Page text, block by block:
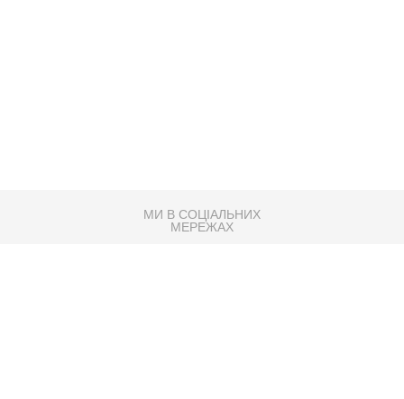
МИ В СОЦІАЛЬНИХ
МЕРЕЖАХ